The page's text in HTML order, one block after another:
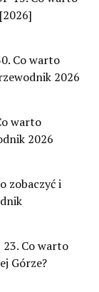
Co warto
2026
warto
2026
zobaczyć i
23. Co warto
Górze?